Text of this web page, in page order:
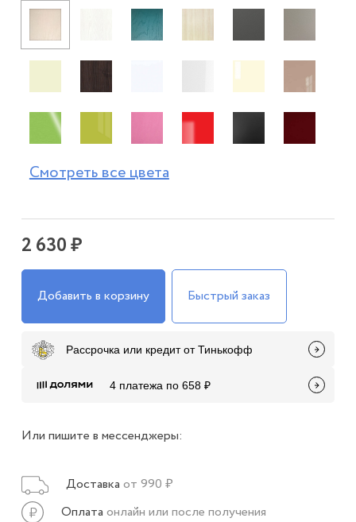
Смотреть все цвета
2 630 ₽
Добавить в корзину Быстрый заказ
Рассрочка или кредит от Тинькофф
4 платежа по 658 ₽
Или пишите в мессенджеры:
Доставка от 990 ₽
Оплата онлайн или после получения